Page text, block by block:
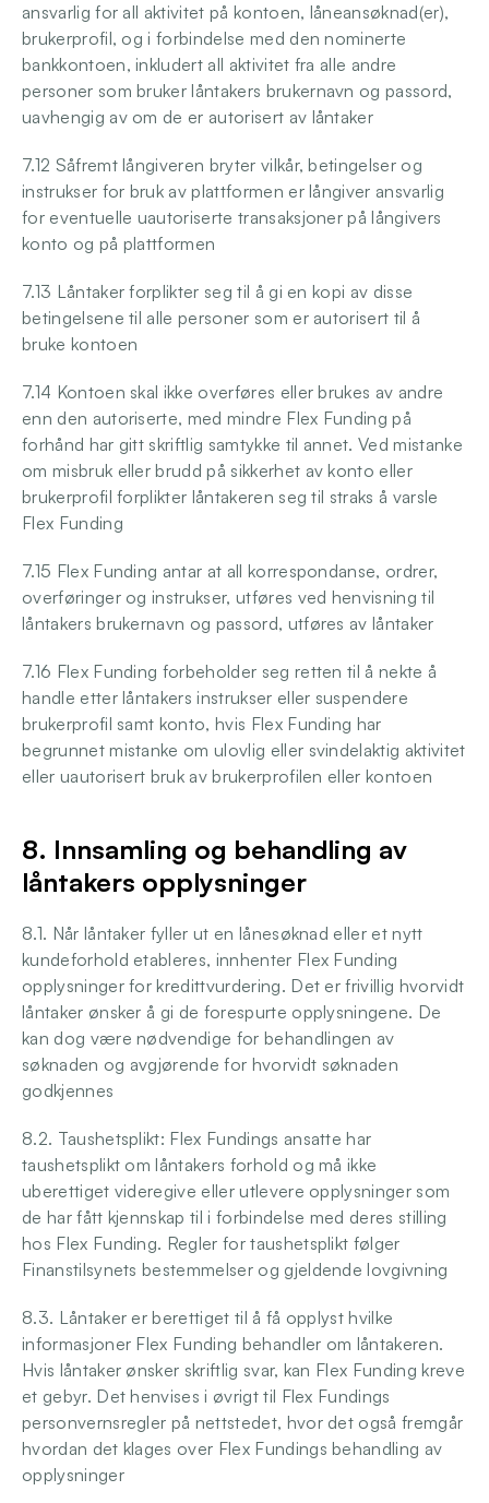
ansvarlig for all aktivitet på kontoen, låneansøknad(er),
brukerprofil, og i forbindelse med den nominerte
bankkontoen, inkludert all aktivitet fra alle andre
personer som bruker låntakers brukernavn og passord,
uavhengig av om de er autorisert av låntaker
7.12 Såfremt långiveren bryter vilkår, betingelser og
instrukser for bruk av plattformen er långiver ansvarlig
for eventuelle uautoriserte transaksjoner på långivers
konto og på plattformen
7.13 Låntaker forplikter seg til å gi en kopi av disse
betingelsene til alle personer som er autorisert til å
bruke kontoen
7.14 Kontoen skal ikke overføres eller brukes av andre
enn den autoriserte, med mindre Flex Funding på
forhånd har gitt skriftlig samtykke til annet. Ved mistanke
om misbruk eller brudd på sikkerhet av konto eller
brukerprofil forplikter låntakeren seg til straks å varsle
Flex Funding
7.15 Flex Funding antar at all korrespondanse, ordrer,
overføringer og instrukser, utføres ved henvisning til
låntakers brukernavn og passord, utføres av låntaker
7.16 Flex Funding forbeholder seg retten til å nekte å
handle etter låntakers instrukser eller suspendere
brukerprofil samt konto, hvis Flex Funding har
begrunnet mistanke om ulovlig eller svindelaktig aktivitet
eller uautorisert bruk av brukerprofilen eller kontoen
8. Innsamling og behandling av
låntakers opplysninger
8.1. Når låntaker fyller ut en lånesøknad eller et nytt
kundeforhold etableres, innhenter Flex Funding
opplysninger for kredittvurdering. Det er frivillig hvorvidt
låntaker ønsker å gi de forespurte opplysningene. De
kan dog være nødvendige for behandlingen av
søknaden og avgjørende for hvorvidt søknaden
godkjennes
8.2. Taushetsplikt: Flex Fundings ansatte har
taushetsplikt om låntakers forhold og må ikke
uberettiget videregive eller utlevere opplysninger som
de har fått kjennskap til i forbindelse med deres stilling
hos Flex Funding. Regler for taushetsplikt følger
Finanstilsynets bestemmelser og gjeldende lovgivning
8.3. Låntaker er berettiget til å få opplyst hvilke
informasjoner Flex Funding behandler om låntakeren.
Hvis låntaker ønsker skriftlig svar, kan Flex Funding kreve
et gebyr. Det henvises i øvrigt til Flex Fundings
personvernsregler på nettstedet, hvor det også fremgår
hvordan det klages over Flex Fundings behandling av
opplysninger